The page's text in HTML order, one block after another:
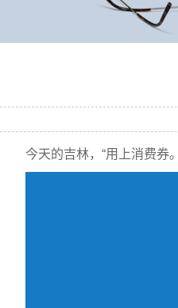
今天的吉林，“用上消费券。